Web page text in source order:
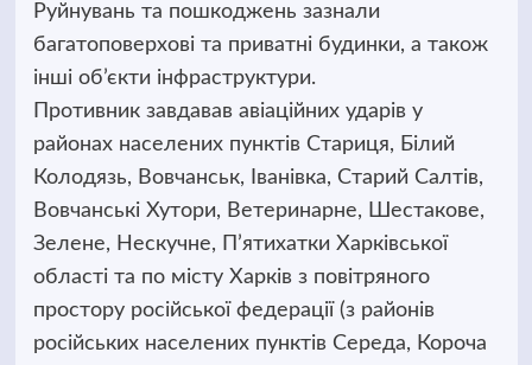
Руйнувань та пошкоджень зазнали
багатоповерхові та приватні будинки, а також
інші об’єкти інфраструктури.
Противник завдавав авіаційних ударів у
районах населених пунктів Стариця, Білий
Колодязь, Вовчанськ, Іванівка, Старий Салтів,
Вовчанські Хутори, Ветеринарне, Шестакове,
Зелене, Нескучне, П’ятихатки Харківської
області та по місту Харків з повітряного
простору російської федерації (з районів
російських населених пунктів Середа, Короча